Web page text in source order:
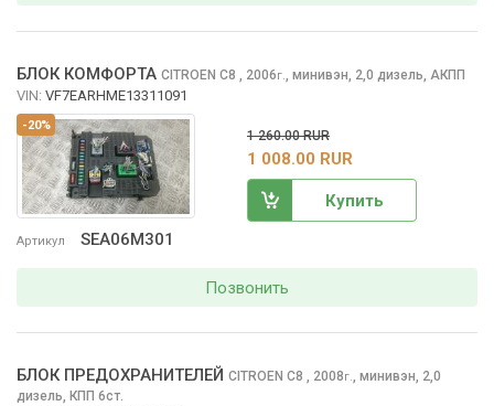
-20%
Артикул SEA06M301
БЛОК КОМФОРТА CITROEN C8 , 2006г. минивэн, 2,0 дизель, АКПП
VIN: VF7EARHME13311091
1 260.00 RUR
1 008.00 RUR
Купить
Позвонить
БЛОК ПРЕДОХРАНИТЕЛЕЙ CITROEN C8 , 2008г. минивэн, 2,0
дизель, КПП 6ст.